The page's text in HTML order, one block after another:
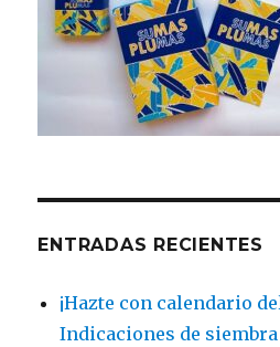
ENTRADAS RECIENTES
¡Hazte con calendario
Indicaciones de